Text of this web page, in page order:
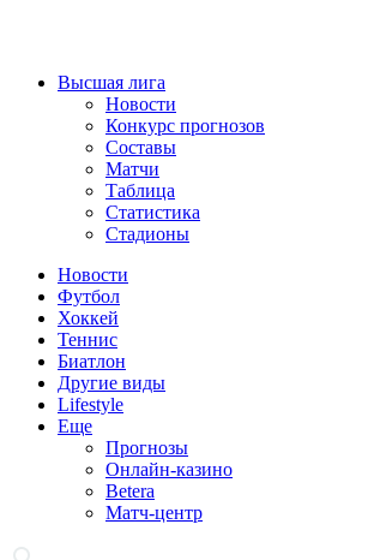
Высшая лига
Новости
Конкурс прогнозов
Составы
Матчи
Таблица
Статистика
Стадионы
Новости
Футбол
Хоккей
Теннис
Биатлон
Другие виды
Lifestyle
Еще
Прогнозы
Онлайн-казино
Betera
Матч-центр